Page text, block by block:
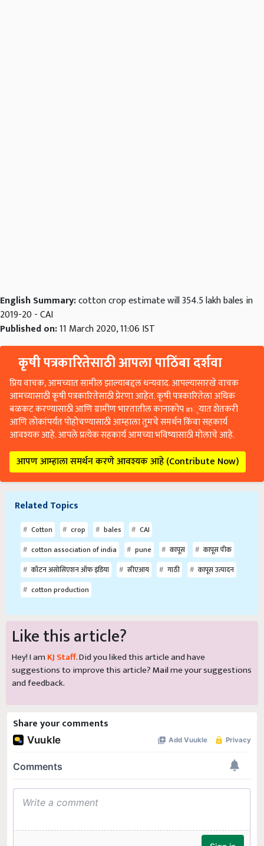
English Summary:cotton crop estimate will 354.5 lakh bales in
2019-20 - CAI
Published on:11 March 2020, 11:06 IST
कृषी पत्रकारितेसाठी आपला पाठिंबा दर्शवा
प्रिय वाचक, आमच्यात सामील झाल्याबद्दल धन्यवाद. आपल्यासारखे वाचक
आमच्यासाठी कृषी पत्रकारितेसाठी प्रेरणा आहेत. कृषी पत्रकारितेला अधिक
बळकट करण्यासाठी आणि ग्रामीण भारतातील कानाकोप in्यात शेतकरी
आणि लोकांपर्यंत पोहोचण्यासाठी आम्हाला तुमचे समर्थन किंवा सहकार्य
आवश्यक आहे. आपले प्रत्येक सहकार्य आमच्या भविष्यासाठी मोलाचे आहे.
आपण आम्हाला समर्थन करणे आवश्यक आहे (Contribute Now)
Related Topics
Cotton crop bales
CAI
cotton association of india
pune कापूस
कापूस पीक
कॉटन असोसिएशन ऑफ इंडिया
सीएआय गाठी
कापूस उत्पादन
cotton production
Like this article?
Hey! I am KJ Staff. Did you liked this article and have
suggestions to improve this article?Mailme your suggestions
and feedback.
Share your comments